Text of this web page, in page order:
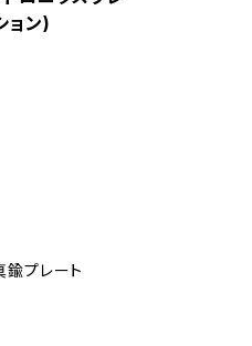
ョン)
鍮プレート